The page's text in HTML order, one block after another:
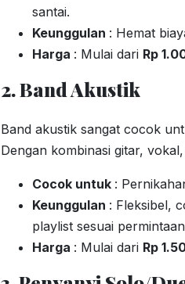
santai.
Keunggulan : Hemat
Harga : Mulai dari Rp
2. Band Akustik
Band akustik sangat cocok
Dengan kombinasi gitar,
Cocok untuk :
Keunggulan : Fleksibel,
playlist sesuai
Harga : Mulai dari Rp